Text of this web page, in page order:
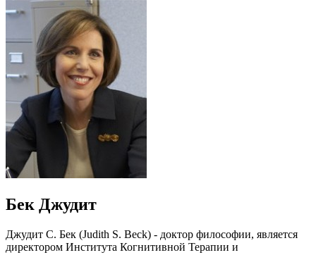
Бек Джудит
Джудит С. Бек (Judith S. Beck) - доктор философии, является
директором Института Когнитивной Терапии и